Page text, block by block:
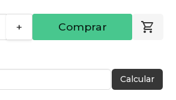
+ Comprar
Calcular